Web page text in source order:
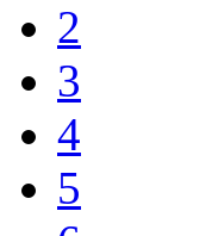
2
3
4
5